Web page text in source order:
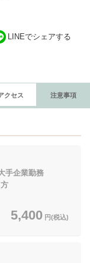
LINEでシェアする
クセス 注意事項
手企業勤務
5,400 円(税込)